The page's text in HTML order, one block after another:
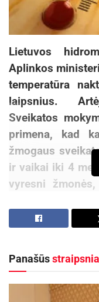
Lietuvos
Aplinkos
temperatūra
laipsnius.
Sveikatos
primena, kad
žmogaus
ir vaikai iki 4
vyresni
įvairiomis
smūgio,
nebūti
Panašūs